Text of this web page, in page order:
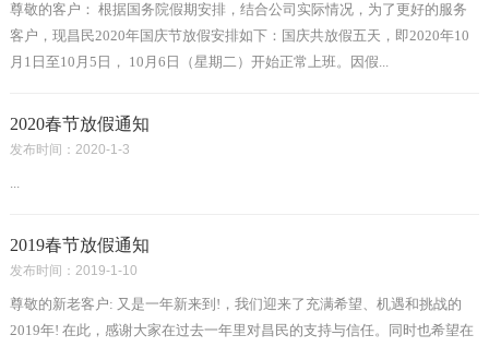
尊敬的客户： 根据国务院假期安排，结合公司实际情况，为了更好的服务
客户，现昌民2020年国庆节放假安排如下：国庆共放假五天，即2020年10
月1日至10月5日， 10月6日（星期二）开始正常上班。因假...
2020春节放假通知
发布时间：2020-1-3
...
2019春节放假通知
发布时间：2019-1-10
尊敬的新老客户: 又是一年新来到!，我们迎来了充满希望、机遇和挑战的
2019年! 在此，感谢大家在过去一年里对昌民的支持与信任。同时也希望在